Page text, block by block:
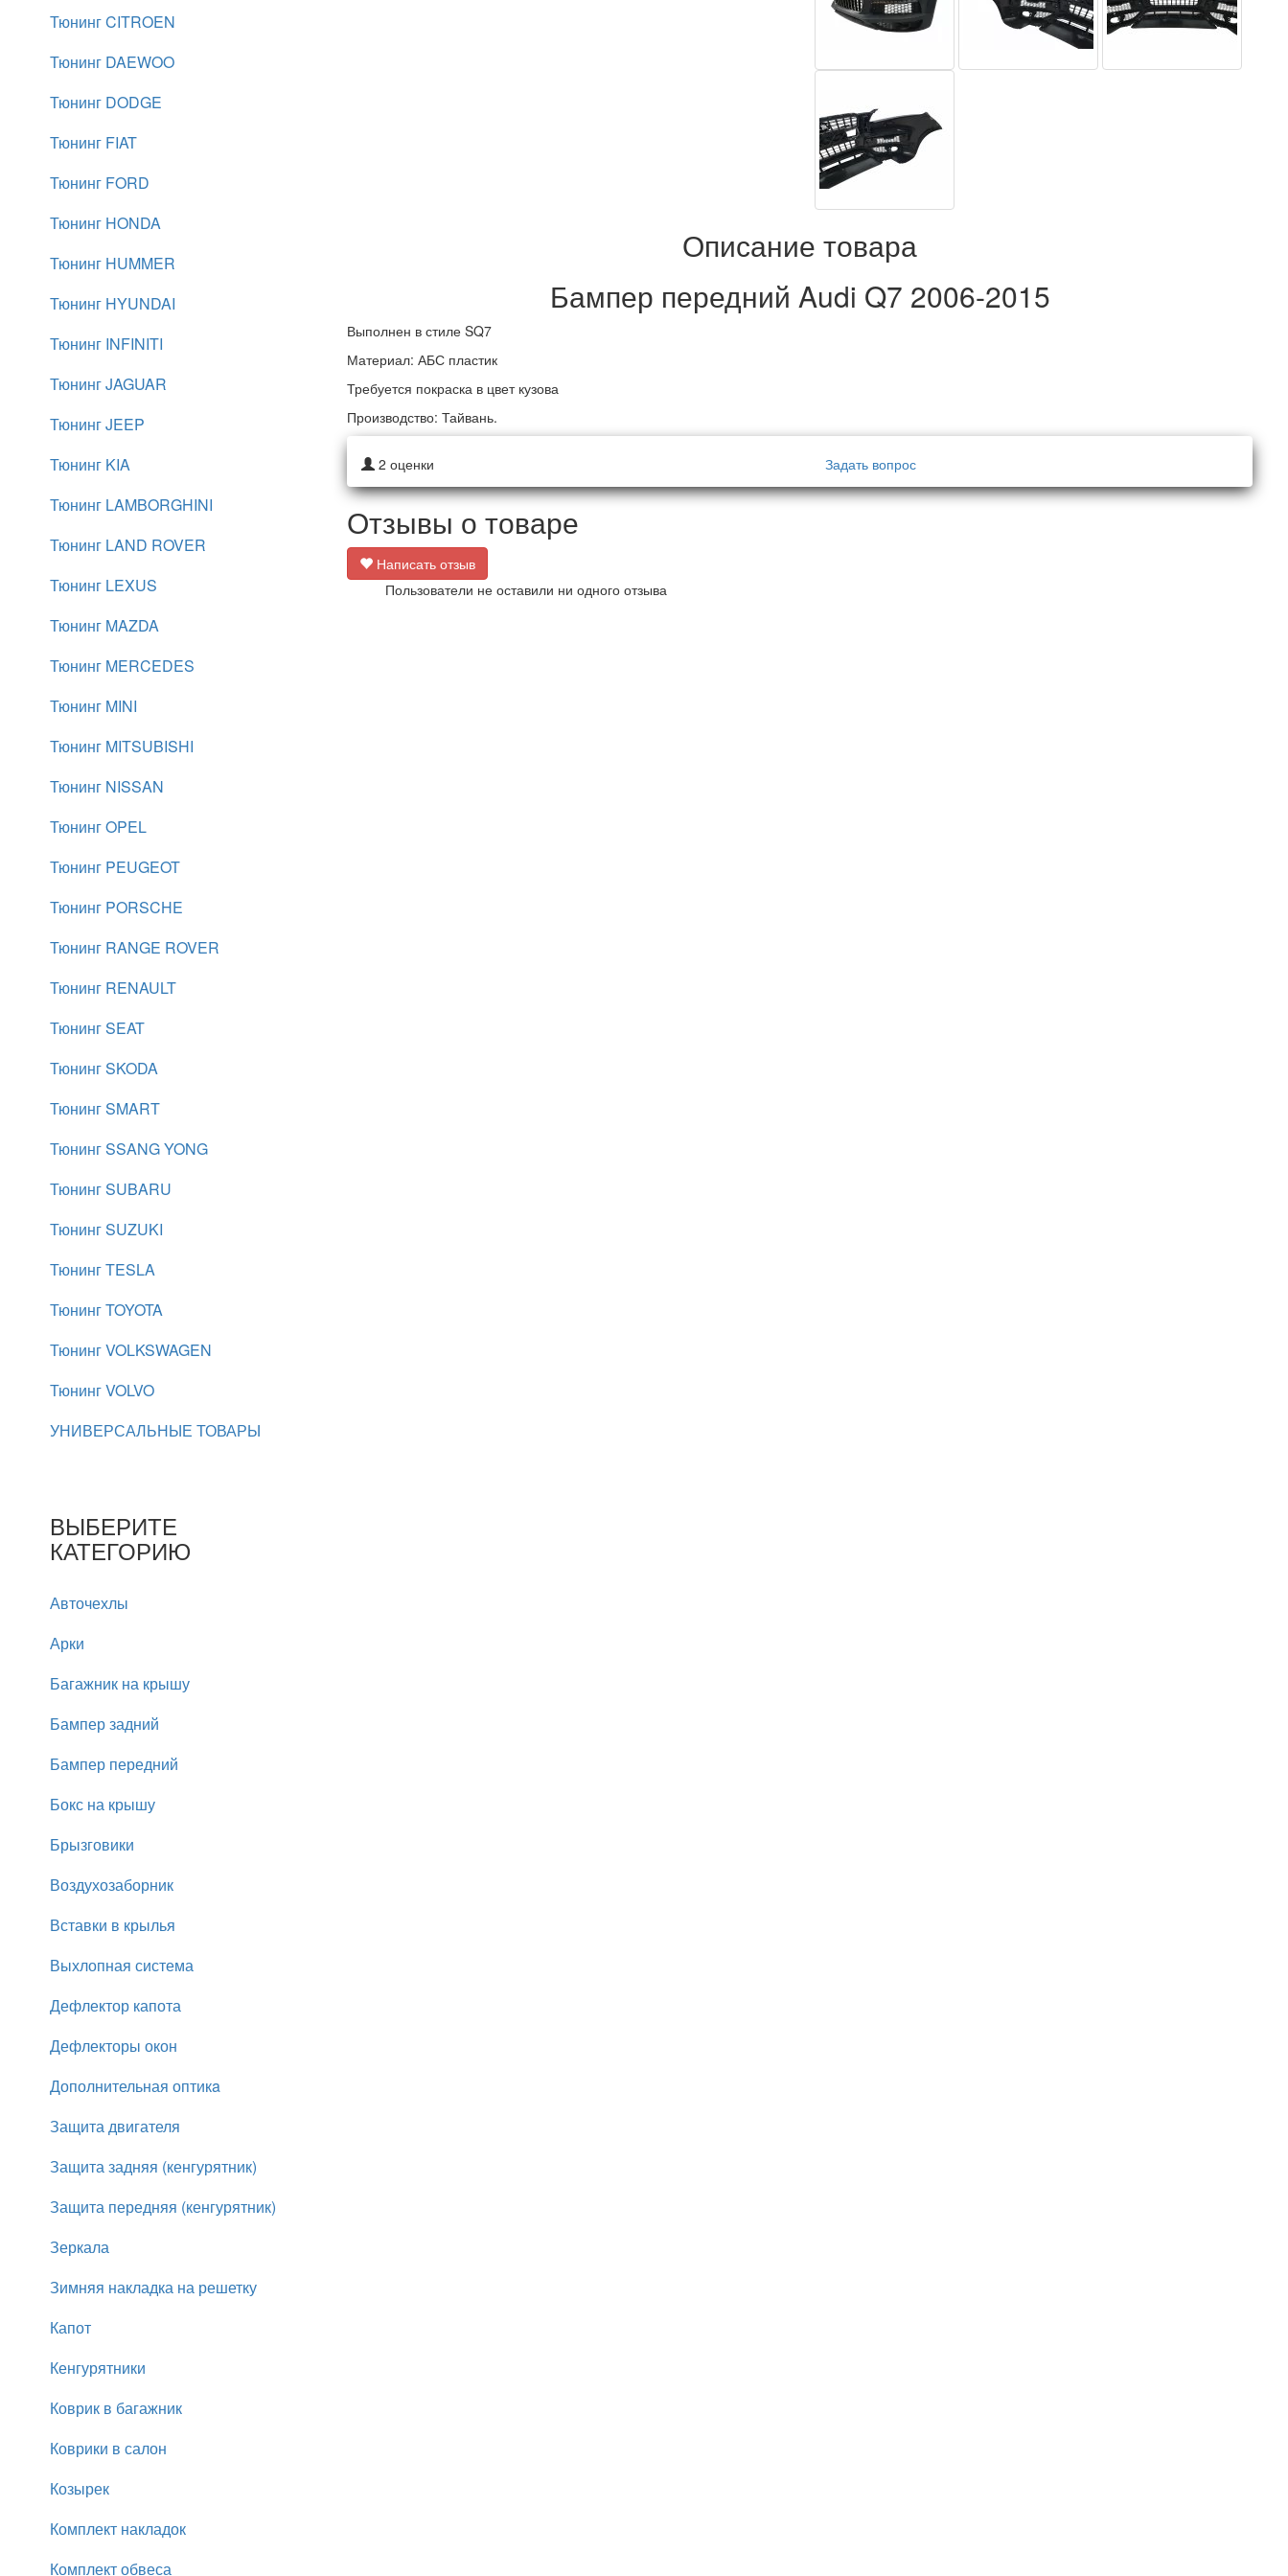
Тюнинг CITROEN
Тюнинг DAEWOO
Тюнинг DODGE
Тюнинг FIAT
Тюнинг FORD
Тюнинг HONDA
Тюнинг HUMMER
Тюнинг HYUNDAI
Тюнинг INFINITI
Тюнинг JAGUAR
Тюнинг JEEP
Тюнинг KIA
Тюнинг LAMBORGHINI
Тюнинг LAND ROVER
Тюнинг LEXUS
Тюнинг MAZDA
Тюнинг MERCEDES
Тюнинг MINI
Тюнинг MITSUBISHI
Тюнинг NISSAN
Тюнинг OPEL
Тюнинг PEUGEOT
Тюнинг PORSCHE
Тюнинг RANGE ROVER
Тюнинг RENAULT
Тюнинг SEAT
Тюнинг SKODA
Тюнинг SMART
Тюнинг SSANG YONG
Тюнинг SUBARU
Тюнинг SUZUKI
Тюнинг TESLA
Тюнинг TOYOTA
Тюнинг VOLKSWAGEN
Тюнинг VOLVO
УНИВЕРСАЛЬНЫЕ ТОВАРЫ
ВЫБЕРИТЕ
КАТЕГОРИЮ
Авточехлы
Арки
Багажник на крышу
Бампер задний
Бампер передний
Бокс на крышу
Брызговики
Воздухозаборник
Вставки в крылья
Выхлопная система
Дефлектор капота
Дефлекторы окон
Дополнительная оптикa
Защита двигателя
Защита задняя (кенгурятник)
Защита передняя (кенгурятник)
Зеркала
Зимняя накладка на решетку
Капот
Кенгурятники
Коврик в багажник
Коврики в салон
Козырек
Комплект накладок
Комплект обвеса
Описание товара
Бампер передний Audi Q7 2006-2015
Выполнен в стиле SQ7
Материал: АБС пластик
Требуется покраска в цвет кузова
Производство: Тайвань.
2 оценки Задать вопрос
Отзывы о товаре
Написать отзыв
Пользователи не оставили ни одного отзыва